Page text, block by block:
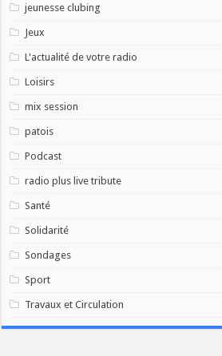
jeunesse clubing
Jeux
L'actualité de votre radio
Loisirs
mix session
patois
Podcast
radio plus live tribute
Santé
Solidarité
Sondages
Sport
Travaux et Circulation